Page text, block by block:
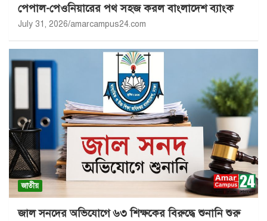
পেপাল-পেওনিয়ারের পথ সহজ করল বাংলাদেশ ব্যাংক
July 31, 2026 amarcampus24.com
জাতীয়
জাল সনদের অভিযোগে ৬৩ শিক্ষকের বিরুদ্ধে শুনানি শুরু